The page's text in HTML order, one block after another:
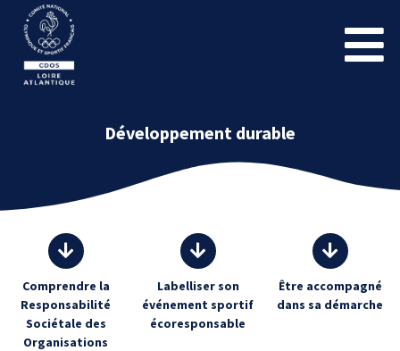
Développement durable
Comprendre la
Responsabilité
Sociétale des
Organisations
Labelliser son
événement sportif
écoresponsable
Être accompagné
dans sa démarche